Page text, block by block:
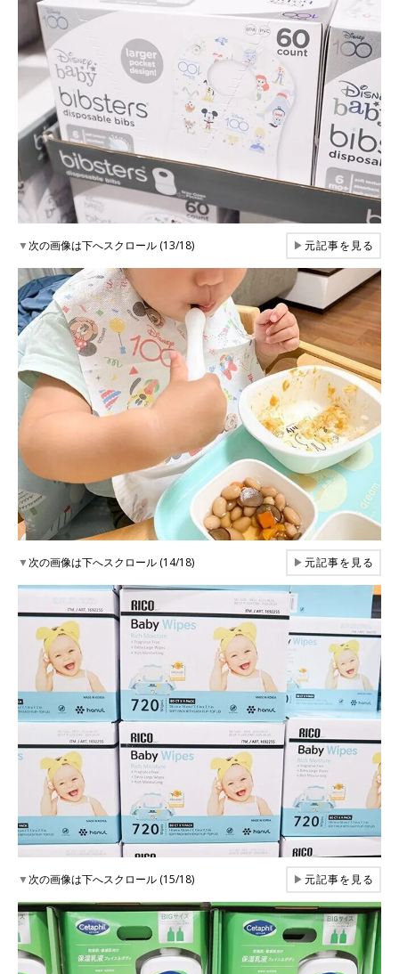
▼次の画像は下へスクロール (13/18) ▶元記事を見る
▼次の画像は下へスクロール (14/18) ▶元記事を見る
▼次の画像は下へスクロール (15/18) ▶元記事を見る